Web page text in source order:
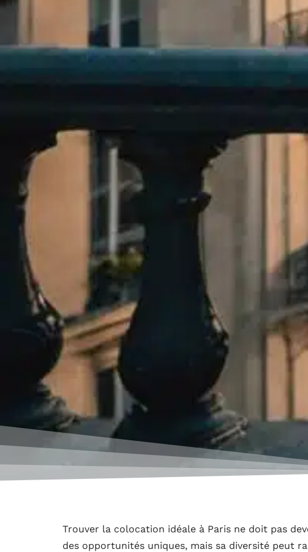
Trouver la colocation idéale à Paris ne doit pas
des opportunités uniques, mais sa diversité peut